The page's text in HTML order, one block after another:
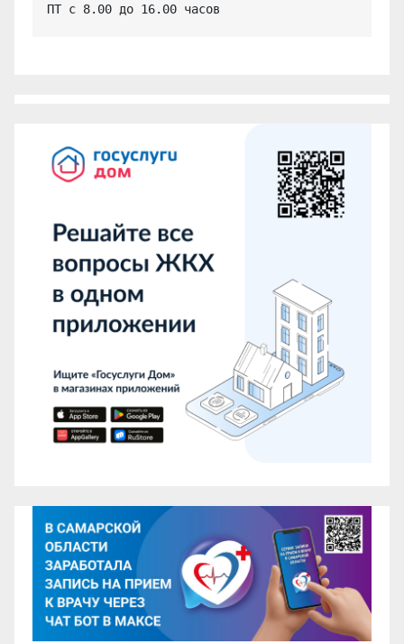
ПТ с 8.00 до 16.00 часов